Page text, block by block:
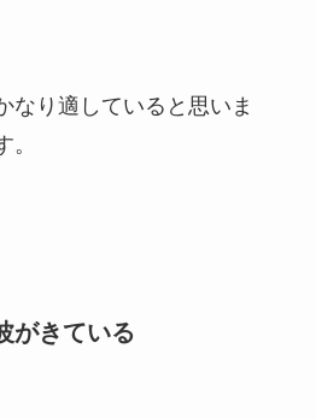
なり適していると思いま
がきている